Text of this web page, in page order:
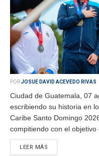
PORJOSUE DAVID ACEVEDO RIVAS
Ciudad de Guatemala, 07
escribiendo su historia en
Caribe Santo Domingo
compitiendo con el objetivo
LEER MÁS